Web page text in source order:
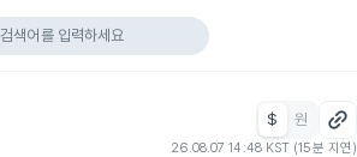
검색어를 입력하세요
$ 원
26.08.07 14:48 KST (15분 지연)